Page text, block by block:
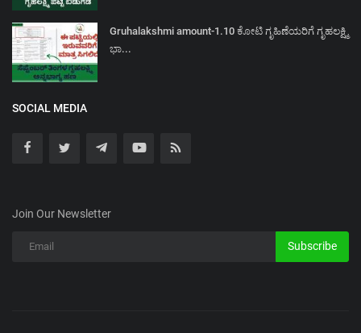
Gruhalakshmi amount-1.10 ಕೋಟಿ ಗೃಹಿಣೆಯರಿಗೆ ಗೃಹಲಕ್ಷ್ಮಿ
ಭಾ...
SOCIAL MEDIA
Join Our Newsletter
Subscribe